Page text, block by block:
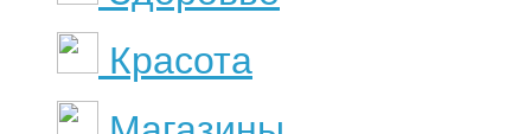
Красота